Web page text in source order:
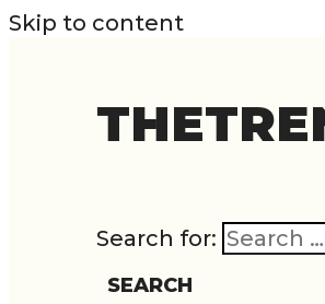
Skip to content
Search for:
SEARCH